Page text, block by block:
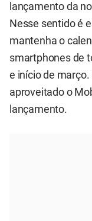
lançamento da
Nesse sentido é
mantenha o
smartphones de
e início de
aproveitado o
lançamento.